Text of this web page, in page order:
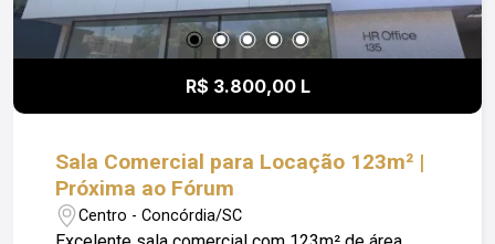
R$ 3.800,00 L
Sala Comercial para Locação 123m² |
Próxima ao Fórum
Centro - Concórdia/SC